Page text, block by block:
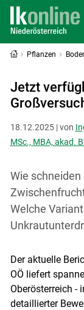
Pflanzen
Jetzt
18.12.2025 | von
MSc., MBA, akad.
Wie
Welche
Der aktuelle
OÖ liefert
Oberösterreich -
detaillierter